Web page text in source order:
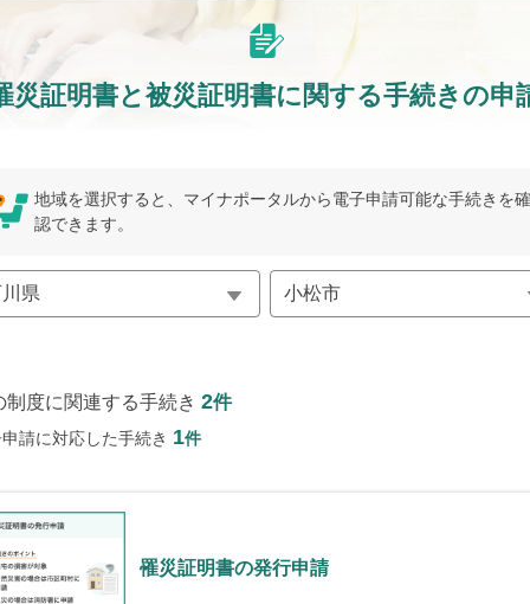
災証明書と被災証明書に関する手続きの申
地域を選択すると、マイナポータルから電子申請可能な手続きを確
認できます。
制度に関連する手続き 2件
請に対応した手続き 1件
罹災証明書の発行申請